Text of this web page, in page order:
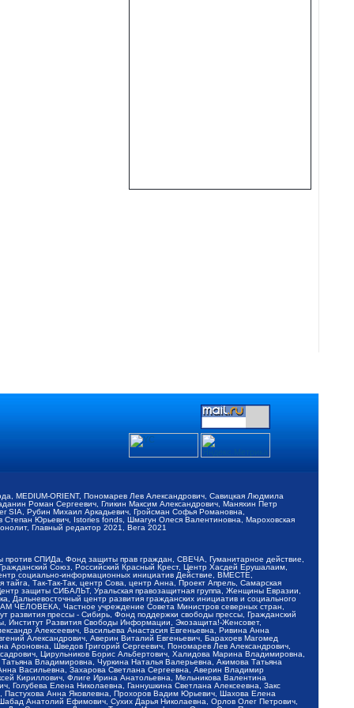
MEDIUM-ORIENT, Пономарев Лев Александрович, Савицкая Людмила
Роман Сергеевич, Гликин Максим Александрович, Маняхин Петр
Рубин Михаил Аркадьевич, Гройсман Софья Романовна,
Юрьевич, Istories fonds, Шмагун Олеся Валентиновна, Мароховская
Главный редактор 2021, Вега 2021
СПИДа, Фонд защиты прав граждан, СВЕЧА, Гуманитарное действие,
Союз, Российский Красный Крест, Центр Хасдей Ерушалаим,
социально-информационных инициатив Действие, ВМЕСТЕ,
Так-Так-Так, центр Сова, центр Анна, Проект Апрель, Самарская
защиты СИБАЛЬТ, Уральская правозащитная группа, Женщины Евразии,
Дальневосточный центр развития гражданских инициатив и социального
ЧЕЛОВЕКА, Частное учреждение Совета Министров северных стран,
прессы - Сибирь, Фонд поддержки свободы прессы, Гражданский
Институт Развития Свободы Информации, Экозащита!-Женсовет,
Алексеевич, Васильева Анастасия Евгеньевна, Ривина Анна
Александрович, Аверин Виталий Евгеньевич, Барахоев Магомед
Шведов Григорий Сергеевич, Пономарев Лев Александрович,
Цирульников Борис Альбертович, Халидова Марина Владимировна,
Владимировна, Чуркина Наталья Валерьевна, Акимова Татьяна
Васильевна, Захарова Светлана Сергеевна, Аверин Владимир
Кириллович, Флиге Ирина Анатольевна, Мельникова Валентина
Елена Николаевна, Ганнушкина Светлана Алексеевна, Закс
Анна Яковлевна, Прохоров Вадим Юрьевич, Шахова Елена
Анатолий Ефимович, Сухих Дарья Николаевна, Орлов Олег Петрович,